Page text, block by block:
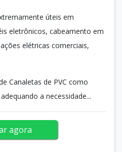
úteis em
eletrônicos, cabeamento em
elétricas comerciais,
Canaletas de PVC como
a necessidade...
agora